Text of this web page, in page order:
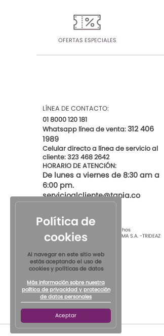
OFERTAS ESPECIALES
LÍNEA DE CONTACTO:
01 8000 120 181
Whatsapp línea de venta:312 406
1989
Celular directo a línea de servicio al
cliente: 323 468 2642
HORARIO DE ATENCIÓN:
De lunes a viernes de 8:30 am a
6:00 pm.
servicioalcliente@tania.co
© 2021 por Tania Todos los derechos
ReservadosTIENDAS DE ROPA INTIMA S.A. -TRIDEAZ
S.A. Nit 890.901.218-4
Política de
cookies
Al navegar en este sitio web
estás aceptando el uso de
cookies y políticas de datos
Más información sobre nuestra
política de privacidad y protección
de datos personales
Aceptar